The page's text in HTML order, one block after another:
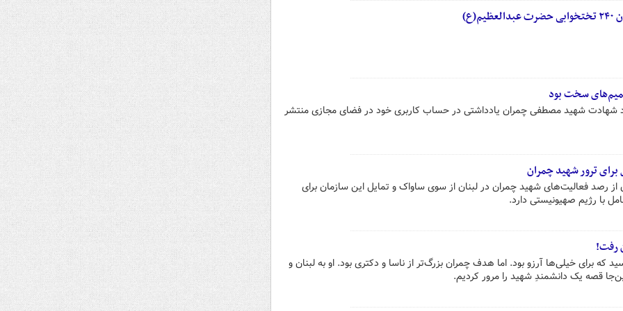
سخت بود
شهادت شهید مصطفی چمران یادداشتی در حساب کاربری خود در فضای مجازی منتشر
برای ترور شهید چمران
رصد فعالیت‌های شهید چمران در لبنان از سوی ساواک و تمایل این سازمان برای
با رژیم صهیونیستی دارد.
رفت!
که برای خیلی‌ها آرزو بود. اما هدف چمران بزرگ‌تر از ناسا و دکتری بود. او به لبنان و
قصه یک دانشمندِ شهید را مرور کردیم.